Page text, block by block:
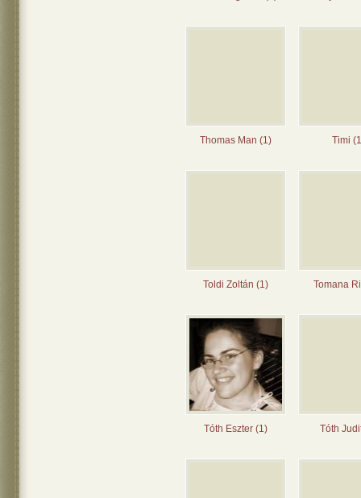
Thomas Man (1) Timi
Toldi Zoltán (1) Tomana
Tóth Eszter (1) Tóth